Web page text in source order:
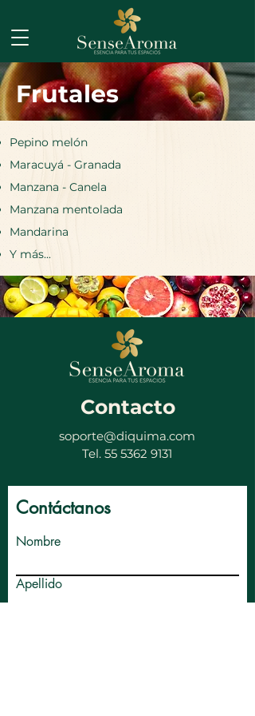
Frutales
Pepino melón
Maracuyá - Granada
Manzana - Canela
Manzana mentolada
Mandarina
Y más...
Contacto
soporte@diquima.com
Tel. 55 5362 9131
Contáctanos
Nombre
Apellido